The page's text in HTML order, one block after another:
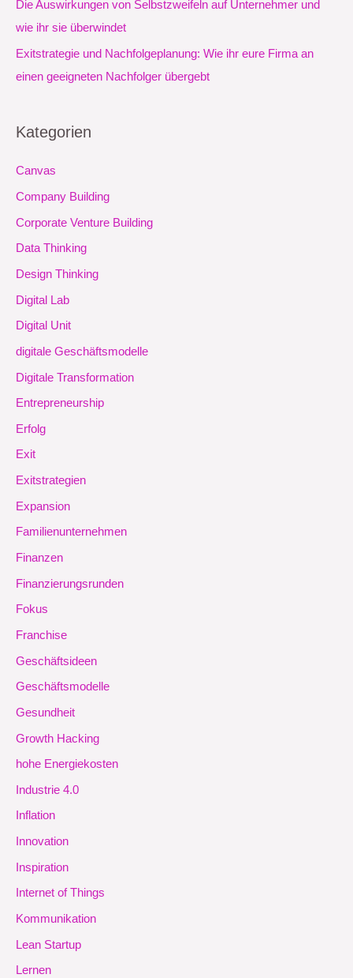
Die Auswirkungen von Selbstzweifeln auf Unternehmer und
wie ihr sie überwindet
Exitstrategie und Nachfolgeplanung: Wie ihr eure Firma an
einen geeigneten Nachfolger übergebt
Kategorien
Canvas
Company Building
Corporate Venture Building
Data Thinking
Design Thinking
Digital Lab
Digital Unit
digitale Geschäftsmodelle
Digitale Transformation
Entrepreneurship
Erfolg
Exit
Exitstrategien
Expansion
Familienunternehmen
Finanzen
Finanzierungsrunden
Fokus
Franchise
Geschäftsideen
Geschäftsmodelle
Gesundheit
Growth Hacking
hohe Energiekosten
Industrie 4.0
Inflation
Innovation
Inspiration
Internet of Things
Kommunikation
Lean Startup
Lernen